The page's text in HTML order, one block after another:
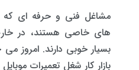
مشاغل فنی و حرفه ای که
های خاصی هستند، در خارج
بسیار خوبی دارند. امروز
بازار کار شغل تعمیرات